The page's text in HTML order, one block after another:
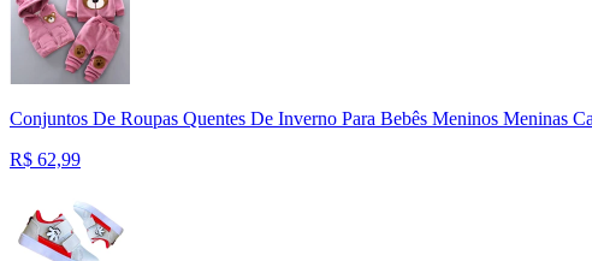
Conjuntos De Roupas Quentes De Inverno Para Bebês Meninos Meninas
R$ 62,99